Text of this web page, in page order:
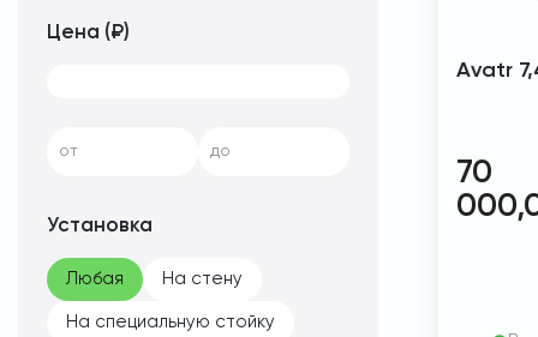
Цена (₽)
от до
Установка
Любая На стену
На специальную стойку
Avatr
70